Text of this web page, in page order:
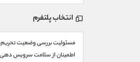
انتخاب پلتفرم
مسئولیت بررسی وضعیت تحریم،
اطمینان از سلامت سرویس دهی